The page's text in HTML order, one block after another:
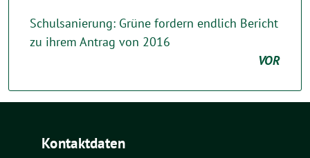
Schulsanierung: Grüne fordern endlich Bericht
zu ihrem Antrag von 2016
VOR
Kontaktdaten